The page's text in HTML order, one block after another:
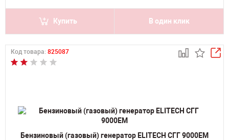
Купить В один клик
Код товара: 825087
Бензиновый (газовый) генератор ELITECH СГГ 9000ЕМ